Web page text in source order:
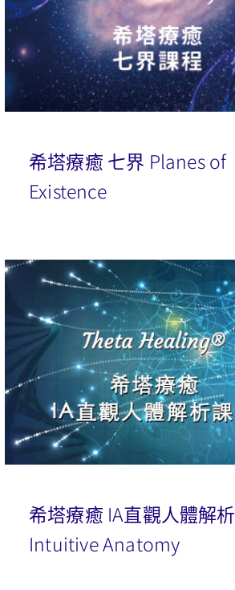
希塔療癒 七界 Planes of
Existence
希塔療癒 IA直觀人體解析
Intuitive Anatomy